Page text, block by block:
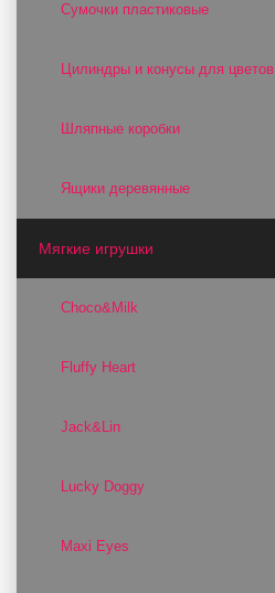
Сумочки пластиковые
Цилиндры и конусы для цветов
Шляпные коробки
Ящики деревянные
Мягкие игрушки
Choco&Milk
Fluffy Heart
Jack&Lin
Lucky Doggy
Maxi Eyes